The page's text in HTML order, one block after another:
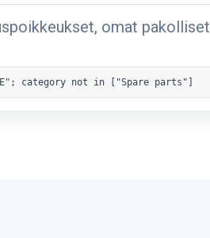
omat pakolliset
category not in ["Spare parts"]